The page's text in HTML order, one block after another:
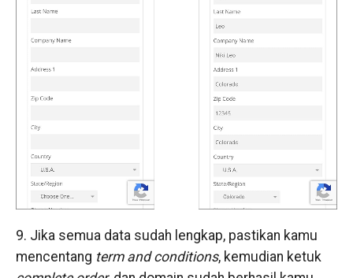
9. Jika semua data sudah lengkap, pastikan kamu
mencentang term and conditions, kemudian ketuk